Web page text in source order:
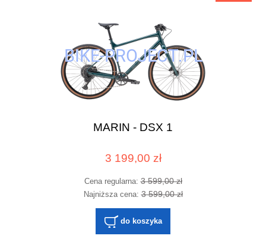
MARIN - DSX 1
3 199,00 zł
Cena regularna:3 599,00 zł
Najniższa cena:3 599,00 zł
do koszyka